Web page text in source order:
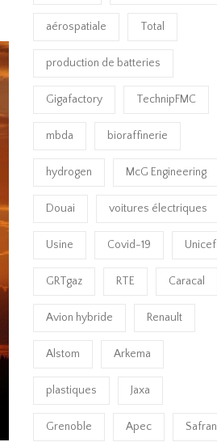
aérospatiale Total
production de batteries
Gigafactory TechnipFMC
mbda bioraffinerie
hydrogen McG Engineering
Douai voitures électriques
Usine Covid-19 Unicef
GRTgaz RTE Caracal
Avion hybride Renault
Alstom Arkema
plastiques Jaxa
Grenoble Apec Safran